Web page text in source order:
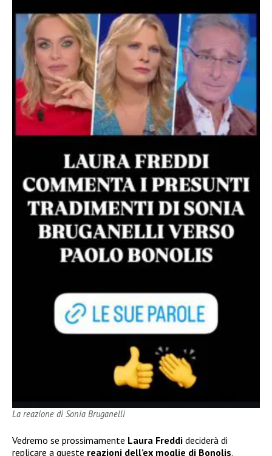
La reazione di Sonia Bruganelli
Vedremo se prossimamente Laura Freddi deciderà di
replicare a queste reazioni dell’ex moglie di Bonolis.